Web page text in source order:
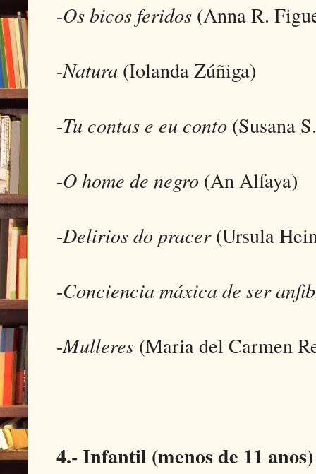
-Os bicos feridos (Anna R.
-Natura (Iolanda Zúñiga)
-Tu contas e eu conto (Susana
-O home de negro (An Alfaya)
-Delirios do pracer(Ursula
-Conciencia máxica de ser
-Mulleres (Maria del Carmen
4.- Infantil (menos de 11 anos)